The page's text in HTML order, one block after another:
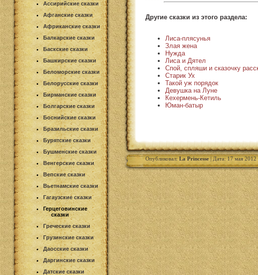
Ассирийские сказки
Афганские сказки
Африканские сказки
Балкарские сказки
Баскские сказки
Башкирские сказки
Беломорские сказки
Белорусские сказки
Бирманские сказки
Болгарские сказки
Боснийские сказки
Бразильские сказки
Бурятские сказки
Бушменские сказки
Венгерские сказки
Вепские сказки
Вьетнамские сказки
Гагаузские сказки
Герцеговинские
сказки
Греческие сказки
Грузинские сказки
Даосские сказки
Даргинские сказки
Датские сказки
Другие сказки из этого раздела:
Лиса-плясунья
Злая жена
Нужда
Лиса и Дятел
Спой, спляши и сказочку
Старик Ух
Такой уж порядок
Девушка на Луне
Кехермень-Кетиль
Юман-батыр
Опубликовал:La Princesse| Дата: 17 мая